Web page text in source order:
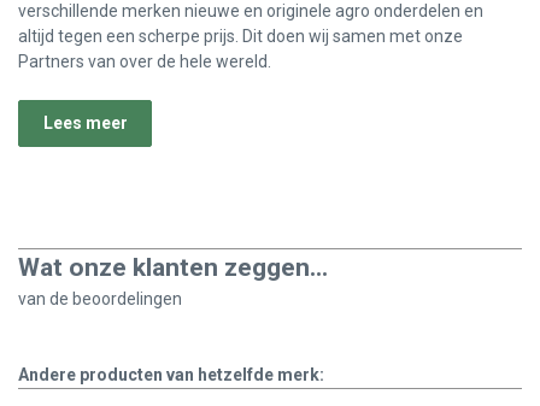
verschillende merken nieuwe en originele agro onderdelen en
altijd tegen een scherpe prijs. Dit doen wij samen met onze
Partners van over de hele wereld.
Lees meer
Wat onze klanten zeggen...
van de beoordelingen
Andere producten van hetzelfde merk: